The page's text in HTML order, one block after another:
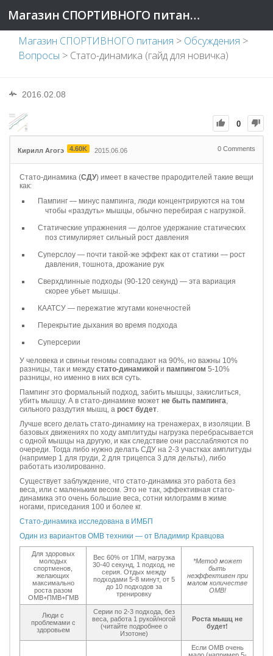
Магазин СПОРТИВНОГО питания
Магазин СПОРТИВНОГО питания > Обсуждения >
Вопросы > Стато-динамика (гайд для новичка)
2016.02.08
0
Кирилл Агогэ 4.60K 2015.06.06 0 Comments
Стато-динамика (СДУ) имеет в качестве прародителей такие вещи
как:
Пампинг — минус пампинга, люди концентрируются на том
чтобы «раздуть» мышцы, обычно перебирая с нагрузкой.
Статические упражнения — долгое удержание статических
поз стимулиряет сильный рост давления
Суперслоу — почти такой-же эффект как от статики — рост
давления, тошнота, дрожание рук
Сверхдлинные подходы (90-120 секунд) — эта вариация
скорее убьет мышцы.
КААТСУ — пережатие жгутами конечностей
Перекрытие дыхания во время подхода
Суперсерии
У человека и свиньи геномы совпадают на 90%, но важны 10%
разницы, так и между стато-динамикой и пампингом 5-10%
разницы, но именно в них вся суть.
Пампинг это формальный подход, забить мышцы, закислиться,
убить мышцу. А в стато-динамике может не быть пампинга,
сильного раздутия мышц, а рост будет.
Лучше всего делать стато-динамику на тренажерах, в изоляции. В
базовых движениях по ходу амплитуды нагрузка перебрасывается
с одной мышцы на другую, и как следствие они расслабляются по
очереди. Тогда либо нужно делать СДУ на 2-3 участках амплитуды
(например 1 для груди, 2 для трицепса 3 для дельты), либо
работать изолированно.
Существует заблуждение, что стато-динамика это работа без
веса, или с маленьким весом. Это не так, эффективная стато-
динамика это очень большие веса, сотни килограмм в жиме
ногами, приседания 100 и более кг.
Стато-динамика исследована в ИМБП
Один из вариантов ОМВ техники — от Владимир Кравцова
Для здоровых
молодых
спортменов,
желающих
максимально
роста разом
ОМВ+ПМВ+ГМВ
Вес 60% от 1ПМ, нагрузка
30-40 секунд, 1 подход, не
серия. Отдых между
подходами 5-8 минут, от 5
до 10 подходов за
тренировку
*Метод может
быть
неэффективен при
малом количестве
ОМВ!
Люди с
проблемами с
здоровьем
Серии по 2-3 подхода, без
веса, работа 1 рукой/ногой
(читайте подробнее о
Изотоне)
Роста мышц не
будет!
Если ОМВ очень